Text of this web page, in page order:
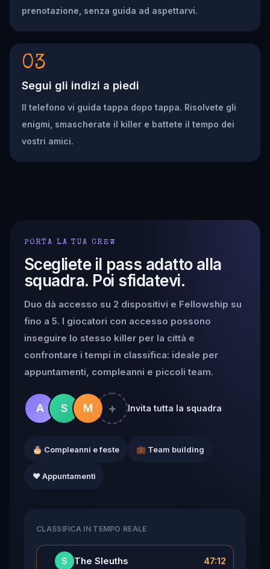
prenotazione, senza guida ad aspettarvi.
03
Segui gli indizi a piedi
Il telefono vi guida tappa dopo tappa. Risolvete gli
enigmi, smascherate il killer e battete il tempo dei
vostri amici.
PORTA LA TUA CREW
Scegliete il pass adatto alla
squadra. Poi sfidatevi.
Duo dà accesso su 2 dispositivi e Fellowship su
fino a 5. I giocatori con accesso possono
inseguire lo stesso killer per la città e
confrontare i tempi in classifica: ideale per
appuntamenti, compleanni e piccoli team.
A S M + Invita tutta la squadra
🎂 Compleanni e feste 💼 Team building
❤️ Appuntamenti
CLASSIFICA IN TEMPO REALE
S The Sleuths 47:12